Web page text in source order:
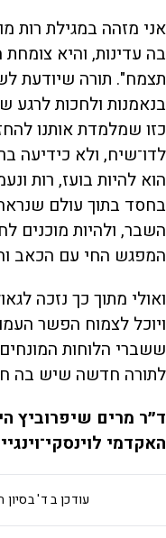
אני מזהה במגילת רות
בה עדינות, והיא
תצמח". תורה שיודעת
בנאמנות ולחכות לרגע
כזו שמלמדת אותנו
לדו־שיח, ולא כידיעה
הוא להיות בועז, רות
בחסד בתוך עולם
השבר, ולהיות מוכנים
המפגש החי עם הכאב
ואולי מתוך כך נזכה
ויוכל לצמוח הפשר
ששברי הלוחות
לתורה חדשה שיש בה
ד״ר מרים שיפרוביץ
האקדמי
ד'עודכן ב